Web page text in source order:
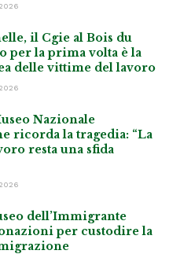
il Cgie al Bois du
per la prima volta è la
delle vittime del lavoro
Nazionale
ricorda la tragedia: “La
resta una sfida
dell’Immigrante
per custodire la